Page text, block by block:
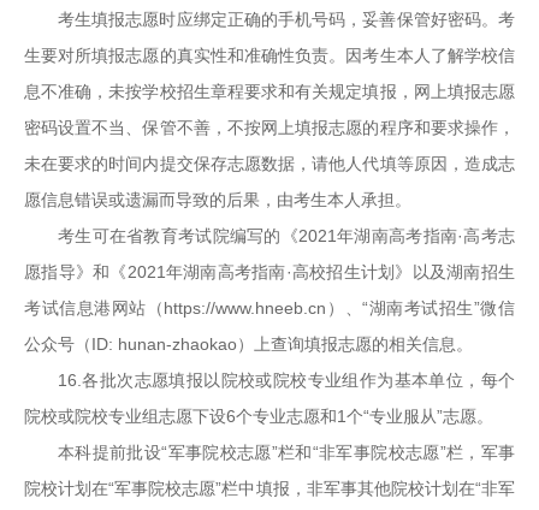
考生填报志愿时应绑定正确的手机号码，妥善保管好密码。考
生要对所填报志愿的真实性和准确性负责。因考生本人了解学校信
息不准确，未按学校招生章程要求和有关规定填报，网上填报志愿
密码设置不当、保管不善，不按网上填报志愿的程序和要求操作，
未在要求的时间内提交保存志愿数据，请他人代填等原因，造成志
愿信息错误或遗漏而导致的后果，由考生本人承担。
考生可在省教育考试院编写的《2021年湖南高考指南·高考志
愿指导》和《2021年湖南高考指南·高校招生计划》以及湖南招生
考试信息港网站（https://www.hneeb.cn）、“湖南考试招生”微信
公众号（ID: hunan-zhaokao）上查询填报志愿的相关信息。
16.各批次志愿填报以院校或院校专业组作为基本单位，每个
院校或院校专业组志愿下设6个专业志愿和1个“专业服从”志愿。
本科提前批设“军事院校志愿”栏和“非军事院校志愿”栏，军事
院校计划在“军事院校志愿”栏中填报，非军事其他院校计划在“非军